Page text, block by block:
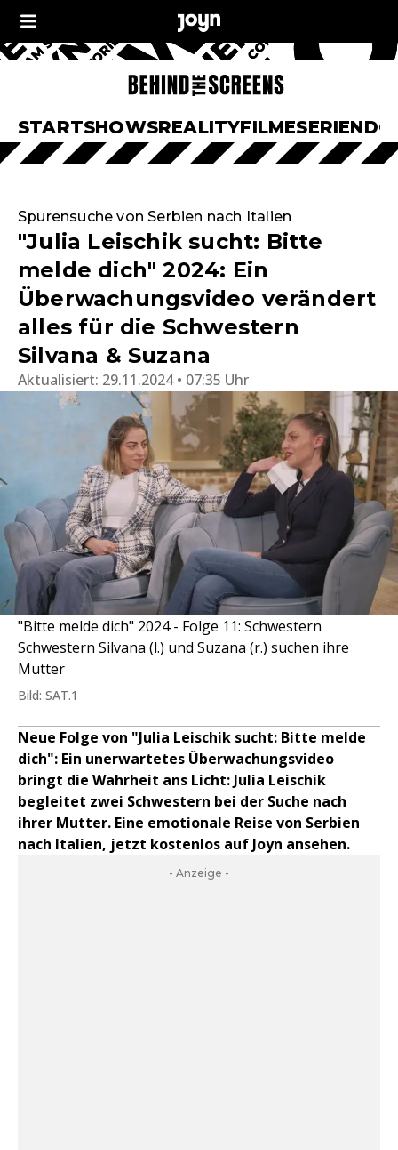
STARTSHOWSREALITYFILMESERIEN
Spurensuche von Serbien nach Italien
"Julia Leischik sucht: Bitte
melde dich" 2024: Ein
Überwachungsvideo verändert
alles für die Schwestern
Silvana & Suzana
Aktualisiert: 29.11.2024 • 07:35 Uhr
"Bitte melde dich" 2024 - Folge 11: Schwestern
Schwestern Silvana (l.) und Suzana (r.) suchen ihre
Mutter
Bild: SAT.1
Neue Folge von "Julia Leischik sucht: Bitte melde
dich": Ein unerwartetes Überwachungsvideo
bringt die Wahrheit ans Licht: Julia Leischik
begleitet zwei Schwestern bei der Suche nach
ihrer Mutter. Eine emotionale Reise von Serbien
nach Italien, jetzt kostenlos auf Joyn ansehen.
- Anzeige -